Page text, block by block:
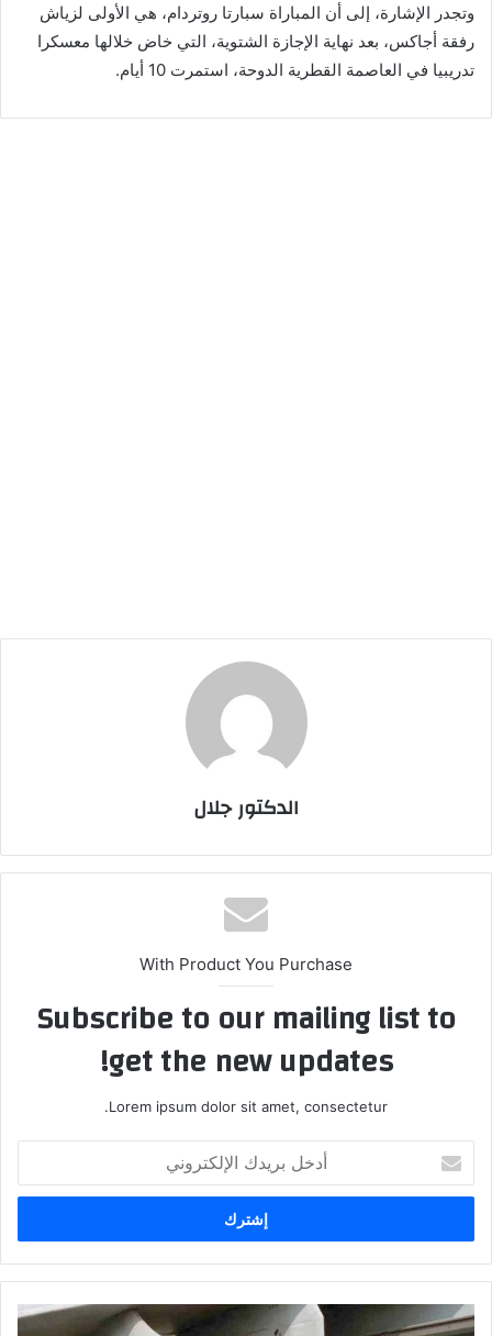
وتجدر الإشارة، إلى أن المباراة سبارتا روتردام، هي الأولى لزياش
رفقة أجاكس، بعد نهاية الإجازة الشتوية، التي خاض خلالها معسكرا
تدريبيا في العاصمة القطرية الدوحة، استمرت 10 أيام.
الدكتور جلال
With Product You Purchase
Subscribe to our mailing list to
get the new updates!
Lorem ipsum dolor sit amet, consectetur.
بريدك
الإلكتروني